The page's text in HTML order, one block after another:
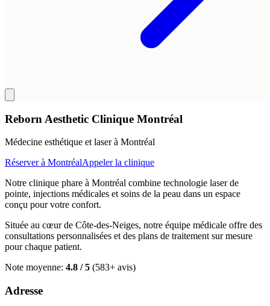
Reborn Aesthetic Clinique Montréal
Médecine esthétique et laser à Montréal
Réserver à MontréalAppeler la clinique
Notre clinique phare à Montréal combine technologie laser de
pointe, injections médicales et soins de la peau dans un espace
conçu pour votre confort.
Située au cœur de Côte-des-Neiges, notre équipe médicale offre des
consultations personnalisées et des plans de traitement sur mesure
pour chaque patient.
Note moyenne: 4.8 / 5 (583+ avis)
Adresse